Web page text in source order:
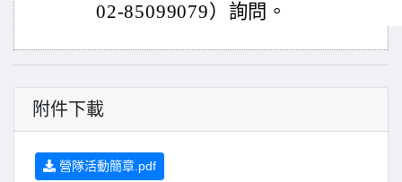
02-85099079）詢問。
附件下載
營隊活動簡章.pdf